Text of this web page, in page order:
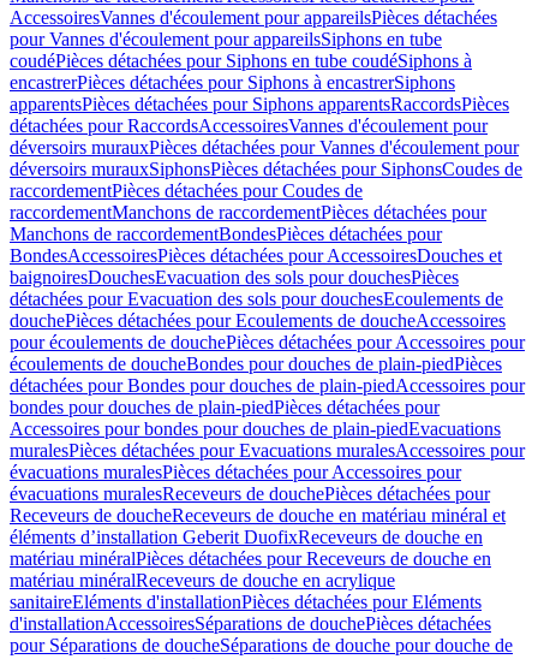
AccessoiresVannes d'écoulement pour appareilsPièces détachées
pour Vannes d'écoulement pour appareilsSiphons en tube
coudéPièces détachées pour Siphons en tube coudéSiphons à
encastrerPièces détachées pour Siphons à encastrerSiphons
apparentsPièces détachées pour Siphons apparentsRaccordsPièces
détachées pour RaccordsAccessoiresVannes d'écoulement pour
déversoirs murauxPièces détachées pour Vannes d'écoulement pour
déversoirs murauxSiphonsPièces détachées pour SiphonsCoudes de
raccordementPièces détachées pour Coudes de
raccordementManchons de raccordementPièces détachées pour
Manchons de raccordementBondesPièces détachées pour
BondesAccessoiresPièces détachées pour AccessoiresDouches et
baignoiresDouchesEvacuation des sols pour douchesPièces
détachées pour Evacuation des sols pour douchesEcoulements de
douchePièces détachées pour Ecoulements de doucheAccessoires
pour écoulements de douchePièces détachées pour Accessoires pour
écoulements de doucheBondes pour douches de plain-piedPièces
détachées pour Bondes pour douches de plain-piedAccessoires pour
bondes pour douches de plain-piedPièces détachées pour
Accessoires pour bondes pour douches de plain-piedEvacuations
muralesPièces détachées pour Evacuations muralesAccessoires pour
évacuations muralesPièces détachées pour Accessoires pour
évacuations muralesReceveurs de douchePièces détachées pour
Receveurs de doucheReceveurs de douche en matériau minéral et
éléments d’installation Geberit DuofixReceveurs de douche en
matériau minéralPièces détachées pour Receveurs de douche en
matériau minéralReceveurs de douche en acrylique
sanitaireEléments d'installationPièces détachées pour Eléments
d'installationAccessoiresSéparations de douchePièces détachées
pour Séparations de doucheSéparations de douche pour douche de